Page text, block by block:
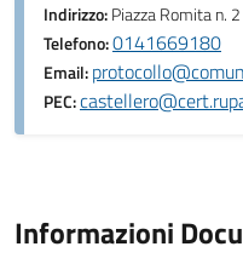
Indirizzo:Piazza Romita n. 2
Telefono:0141669180
Email:
PEC:
Informazioni